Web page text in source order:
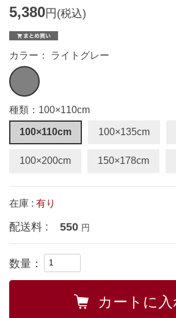
5,380円(税込)
カラー： ライトグレー
種類：100×110cm
100×110cm 100×135cm
100×200cm 150×178cm
在庫 : 有り
配送料 : 550 円
数量：